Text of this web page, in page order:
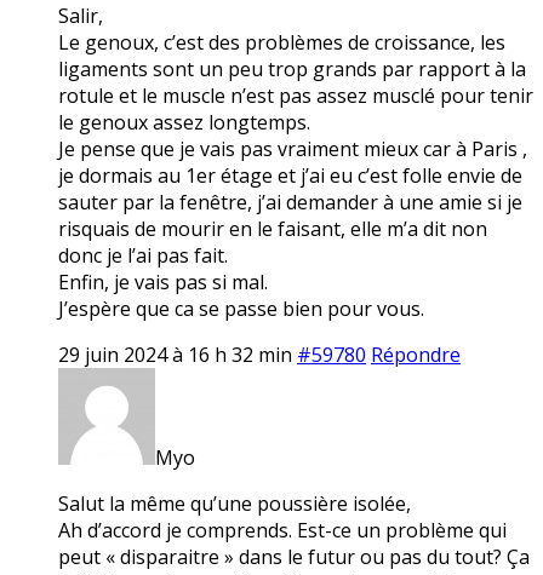
Salir,
Le genoux, c’est des problèmes de croissance, les
ligaments sont un peu trop grands par rapport à la
rotule et le muscle n’est pas assez musclé pour tenir
le genoux assez longtemps.
Je pense que je vais pas vraiment mieux car à Paris ,
je dormais au 1er étage et j’ai eu c’est folle envie de
sauter par la fenêtre, j’ai demander à une amie si je
risquais de mourir en le faisant, elle m’a dit non
donc je l’ai pas fait.
Enfin, je vais pas si mal.
J’espère que ca se passe bien pour vous.
29 juin 2024 à 16 h 32 min #59780 Répondre
Myo
Salut la même qu’une poussière isolée,
Ah d’accord je comprends. Est-ce un problème qui
peut « disparaitre » dans le futur ou pas du tout? Ça